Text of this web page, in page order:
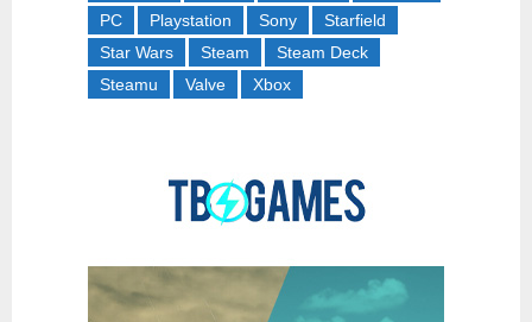
PC
Playstation Sony
Starfield
Star Wars
Steam
Steam Deck
Steamu
Valve Xbox